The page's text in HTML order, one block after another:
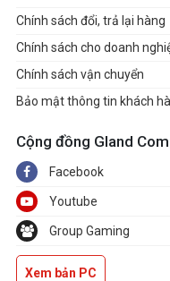
Chính sách đổi, trả lại hàng
Chính sách cho doanh
Chính sách vận chuyển
Bảo mật thông tin khách
Cộng đồng Gland
Facebook
Youtube
Group Gaming
Xem bản PC